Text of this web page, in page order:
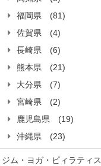
福岡県
(81)
佐賀県
(4)
長崎県
(6)
熊本県
(21)
大分県
(7)
宮崎県
(2)
鹿児島県
(19)
沖縄県
(23)
ジム・ヨガ・ピィラティス